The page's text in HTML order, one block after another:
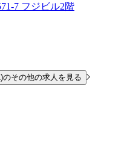
7 フジビル2階
その他の求人を見る